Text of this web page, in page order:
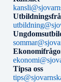
Tipsa oss